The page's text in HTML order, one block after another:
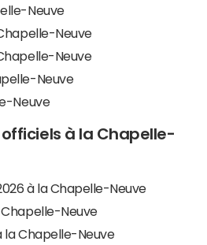
Neuve
Neuve
Neuve
Neuve
Neuve
à la Chapelle-
à la Chapelle-Neuve
Neuve
la Chapelle-Neuve